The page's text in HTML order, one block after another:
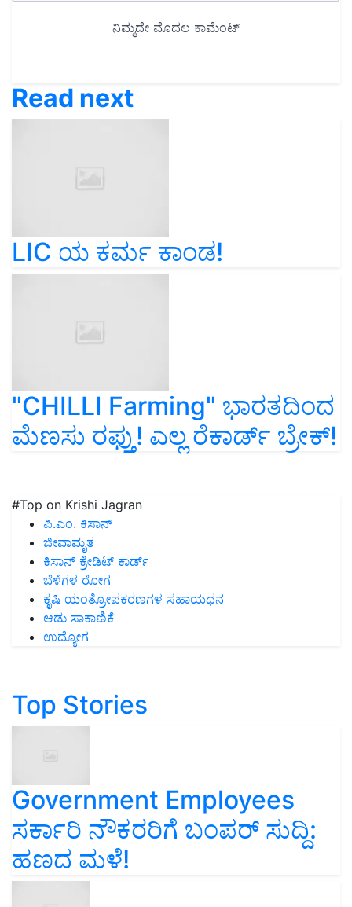
Read next
LIC ಯ ಕರ್ಮ ಕಾಂಡ!
"CHILLI Farming" ಭಾರತದಿಂದ
ಮೆಣಸು ರಫ್ತು! ಎಲ್ಲ ರೆಕಾರ್ಡ್ ಬ್ರೇಕ್!
#Top on Krishi Jagran
ಪಿ.ಎಂ. ಕಿಸಾನ್
ಜೀವಾಮೃತ
ಕಿಸಾನ್ ಕ್ರೇಡಿಟ್ ಕಾರ್ಡ್
ಬೆಳೆಗಳ ರೋಗ
ಕೃಷಿ ಯಂತ್ರೋಪಕರಣಗಳ ಸಹಾಯಧನ
ಆಡು ಸಾಕಾಣಿಕೆ
ಉದ್ಯೋಗ
Top Stories
Government Employees
ಸರ್ಕಾರಿ ನೌಕರರಿಗೆ ಬಂಪರ್‌ ಸುದ್ದಿ:
ಹಣದ ಮಳೆ!